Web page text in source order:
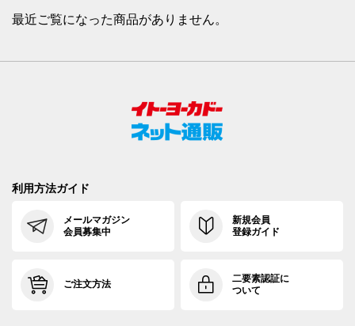
最近ご覧になった商品がありません。
利用方法ガイド
メールマガジン
会員募集中
新規会員
登録ガイド
ご注文方法
二要素認証に
ついて